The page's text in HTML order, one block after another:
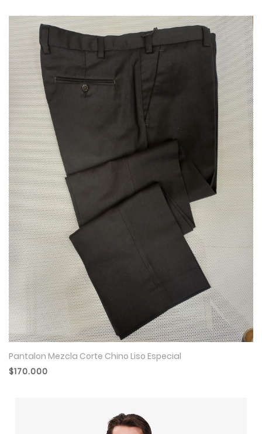
Pantalon Mezcla Corte Chino Liso Especial
$170.000